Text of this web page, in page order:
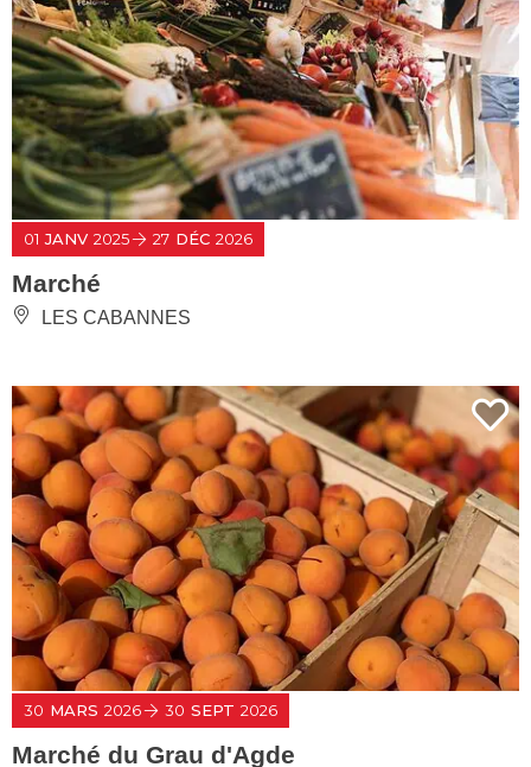
01 JANV 2025 27 DÉC 2026
Marché
LES CABANNES
30 MARS 2026 30 SEPT 2026
Marché du Grau d'Agde